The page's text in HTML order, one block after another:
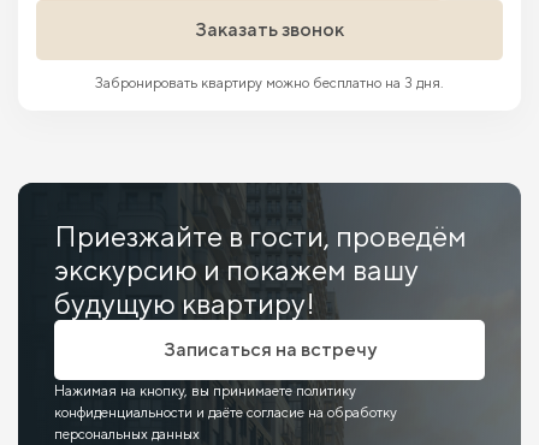
Заказать звонок
Забронировать квартиру можно бесплатно на 3 дня.
Приезжайте в гости, проведём
экскурсию и покажем вашу
будущую квартиру!
Записаться на встречу
Нажимая на кнопку, вы принимаете политику
конфиденциальности и даёте согласие на обработку
персональных данных